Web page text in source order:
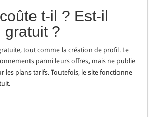
t-il ? Est-il
gratuit ?
tout comme la création de profil. Le
parmi leurs offres, mais ne publie
les plans tarifs. Toutefois, le site fonctionne